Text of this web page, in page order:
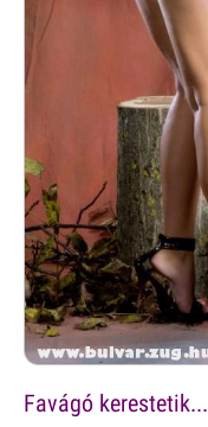
Favágó kerestetik...